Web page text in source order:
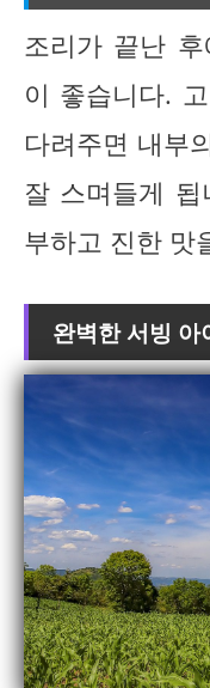
조리가 끝난
이 좋습니다.
다려주면 내부
잘 스며들게
부하고 진한 맛
완벽한 서빙 아